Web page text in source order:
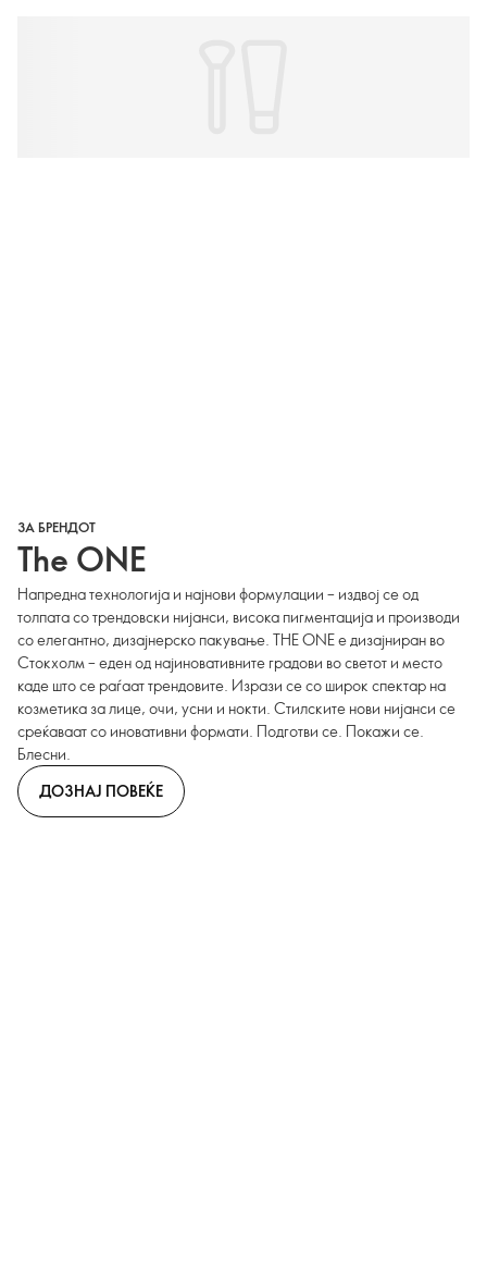
ЗА БРЕНДОТ
The ONE
Напредна технологија и најнови формулации – издвој се од
толпата со трендовски нијанси, висока пигментација и производи
со елегантно, дизајнерско пакување. THE ONE е дизајниран во
Стокхолм – еден од најиновативните градови во светот и место
каде што се раѓаат трендовите. Изрази се со широк спектар на
козметика за лице, очи, усни и нокти. Стилските нови нијанси се
среќаваат со иновативни формати. Подготви се. Покажи се.
Блесни.
ДОЗНАЈ ПОВЕЌЕ